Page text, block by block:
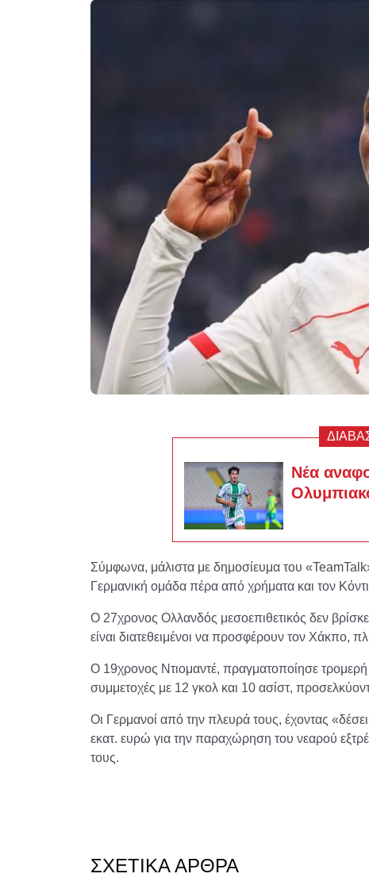
Νέα
Σύμφωνα, μάλιστα με δημοσίευμα του
Γερμανική ομάδα πέρα από χρήματα και τον
Ο 27χρονος Ολλανδός μεσοεπιθετικός δεν
είναι διατεθειμένοι να προσφέρουν τον Χάκπο,
Ο 19χρονος Ντιομαντέ, πραγματοποίησε τρομερή
συμμετοχές με 12 γκολ και 10 ασίστ,
Οι Γερμανοί από την πλευρά τους, έχοντας
εκατ. ευρώ για την παραχώρηση του νεαρού εξτρέμ
τους.
ΣΧΕΤΙΚΆ ΆΡΘΡΑ